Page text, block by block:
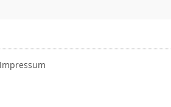
Impressum